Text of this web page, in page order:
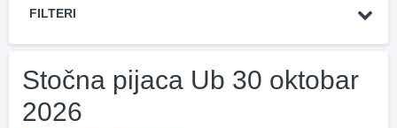
FILTERI
Stočna pijaca Ub 30 oktobar
2026